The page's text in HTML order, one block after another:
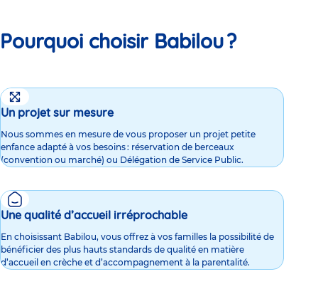
Pourquoi choisir Babilou ?
Un projet sur mesure
Nous sommes en mesure de vous proposer un projet petite
enfance adapté à vos besoins : réservation de berceaux
(convention ou marché) ou Délégation de Service Public.
Une qualité d’accueil irréprochable
En choisissant Babilou, vous offrez à vos familles la possibilité de
bénéficier des plus hauts standards de qualité en matière
d’accueil en crèche et d’accompagnement à la parentalité.